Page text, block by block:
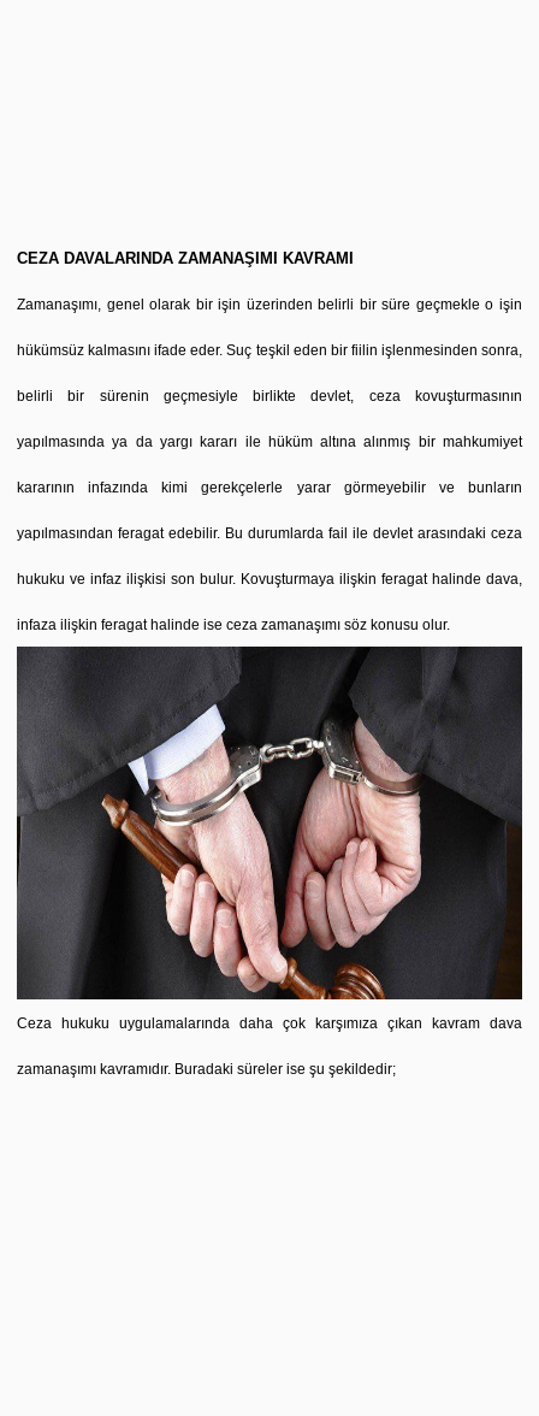
CEZA DAVALARINDA ZAMANAŞIMI KAVRAMI
Zamanaşımı, genel olarak bir işin üzerinden belirli bir süre geçmekle o işin
hükümsüz kalmasını ifade eder. Suç teşkil eden bir fiilin işlenmesinden sonra,
belirli bir sürenin geçmesiyle birlikte devlet, ceza kovuşturmasının
yapılmasında ya da yargı kararı ile hüküm altına alınmış bir mahkumiyet
kararının infazında kimi gerekçelerle yarar görmeyebilir ve bunların
yapılmasından feragat edebilir. Bu durumlarda fail ile devlet arasındaki ceza
hukuku ve infaz ilişkisi son bulur. Kovuşturmaya ilişkin feragat halinde dava,
infaza ilişkin feragat halinde ise ceza zamanaşımı söz konusu olur.
Ceza hukuku uygulamalarında daha çok karşımıza çıkan kavram dava
zamanaşımı kavramıdır. Buradaki süreler ise şu şekildedir;